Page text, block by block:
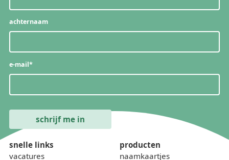
achternaam
e-mail*
snelle links
vacatures
producten
naamkaartjes